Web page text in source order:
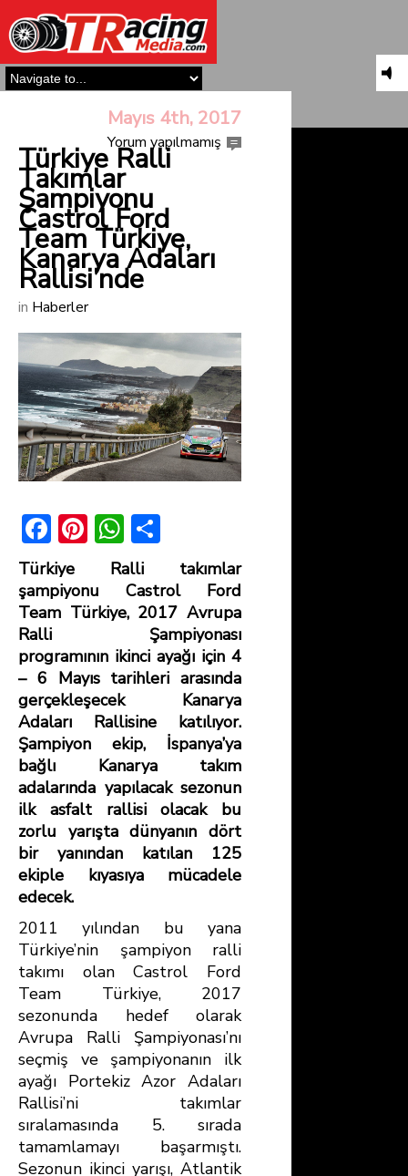
Mayıs 4th, 2017
Yorum yapılmamış
Türkiye Ralli
Takımlar
Şampiyonu
Castrol Ford
Team Türkiye,
Kanarya Adaları
Rallisi’nde
in Haberler
F
ac
e
b
o
ok
Pi
nt
er
e
st
W
h
at
s
A
p
p
ar
e
Türkiye Ralli takımlar
şampiyonu Castrol Ford
Team Türkiye, 2017 Avrupa
Ralli Şampiyonası
programının ikinci ayağı için 4
– 6 Mayıs tarihleri arasında
gerçekleşecek Kanarya
Adaları Rallisine katılıyor.
Şampiyon ekip, İspanya’ya
bağlı Kanarya takım
adalarında yapılacak sezonun
ilk asfalt rallisi olacak bu
zorlu yarışta dünyanın dört
bir yanından katılan 125
ekiple kıyasıya mücadele
edecek.
2011 yılından bu yana
Türkiye’nin şampiyon ralli
takımı olan Castrol Ford
Team Türkiye, 2017
sezonunda hedef olarak
Avrupa Ralli Şampiyonası’nı
seçmiş ve şampiyonanın ilk
ayağı Portekiz Azor Adaları
Rallisi’ni takımlar
sıralamasında 5. sırada
tamamlamayı başarmıştı.
Sezonun ikinci yarışı, Atlantik